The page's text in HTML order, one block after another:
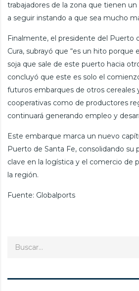
trabajadores de la zona que tienen
a seguir instando a que sea mucho
Finalmente, el presidente del Puerto
Cura, subrayó que “es un hito porque
soja que sale de este puerto hacia
concluyó que este es solo el
futuros embarques de otros cereales
cooperativas como de productores
continuará generando empleo y
Este embarque marca un nuevo
Puerto de Santa Fe, consolidando su
clave en la logística y el comercio de
la región.
Fuente: Globalports